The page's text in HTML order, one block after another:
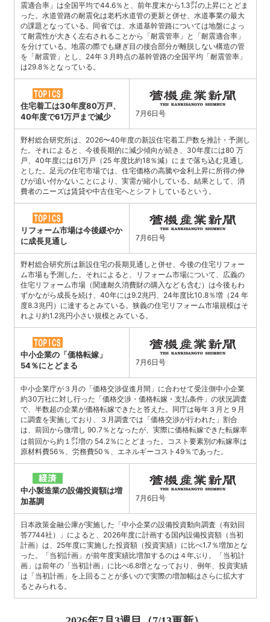
震適合率」は全国平均で44.6％と、前年度末から1.3㌽の上昇にとどま
った。水道管路の耐震化は老朽水道管の更新と併せ、水道事業の最大
の課題となっている。同省では、水道基幹管路については地盤によっ
て耐震性が大きく左右されることから「耐震管率」と「耐震適合率」
を分けている。地震の際でも継ぎ目の接合部分が離脱しない構造の管
を「耐震管」とし、24年３月時点の基幹管路の全国平均「耐震管率」
は29.8％となっている。
住宅着工は30年度80万戸、
40年度で61万戸まで減少
7月6日号
野村総合研究所は、2026〜40年度の新設住宅着工戸数を推計・予測し
た。それによると、今後長期的に減少傾向が続き、30年度には80 万
戸、40年度には61万戸（25 年度比約18％減）にまで落ち込む見通し
とした。足元の住宅市場では、住宅価格の高騰や金利上昇に所得の伸
びが追い付かないことにより、実需が縮小している。結果として、消
費者のニーズは賃貸や中古住宅へとシフトしているという。
リフォーム市場は今後緩やか
に成長見通し
7月6日号
野村総合研究所は新設住宅の長期見通しと併せ、今後の住宅リフォー
ム市場も予測した。それによると、リフォーム市場について、広義の
住宅リフォーム市場（関連耐久消費財の購入なども含む）は今後もわ
ずかながら成長を続け、40年には9.2兆円、24年度比10.8％増（24 年
度8.3兆円）に達するとみている。狭義の住宅リフォーム市場規模はそ
れより約1.2兆円小さい規模とみている。
中小企業の「価格転嫁」
54％にとどまる
7月6日号
中小企業庁が３月の「価格交渉促進月間」に合わせて受注側中小企業
約30万社に対し行った「価格交渉・価格転嫁・支払条件」の状況調査
で、半数超の企業が価格転嫁できたと答えた。同庁は毎年３月と９月
に調査を実施しており、３月調査では「価格交渉が行われた」割合
は、前回から微増し 90.7％となったが、実際に価格転嫁できた転嫁率
は前回から約１㌽増の 54.2％にとどまった。コスト要素別の転嫁率は
原材料費56％、労務費50％、エネルギーコスト49％であった。
中小製造業の設備投資額は増
加基調
7月6日号
日本政策金融公庫が実施した「中小企業の設備投資動向調査（有効回
答7744社）」によると、2026年度に計画する国内設備投資額（当初
計画）は、25年度に実施した投資額（投資実績）に比べ1.7％増加とな
った。「当初計画」が前年度実績比増加するのは４年ぶり。「当初計
画」は前年の「当初計画」に比べ6.8増となっており、例年、投資実績
は「当初計画」を上回ることが多いので実際の増加幅はさらに拡大す
るとみられる。